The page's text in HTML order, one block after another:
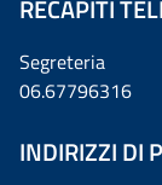
RECAPITI
Segreteria
06.67796316
INDIRIZZI DI